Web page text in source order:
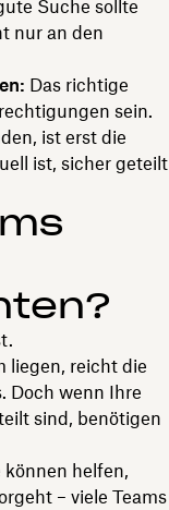
Suche sollte
nur an den
Das richtige
sein.
ist erst die
ist, sicher geteilt
liegen, reicht die
Doch wenn Ihre
sind, benötigen
helfen,
– viele Teams